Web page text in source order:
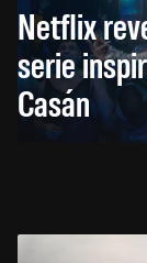
Netflix
serie
Casán